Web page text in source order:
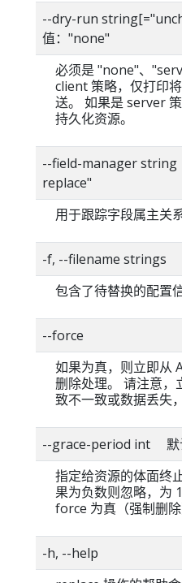
--dry-run
值："none"
必须是 "none"、
client 策略，仅打印
送。 如果是 server
持久化资源。
--field-manager
replace"
用于跟踪字段属主关
-f, --filename strings
包含了待替换的配置
--force
如果为真，则立即从
删除处理。 请注意，
致不一致或数据丢失
--grace-period int 默
指定给资源的体面终
果为负数则忽略，为
force 为真（强制删除
-h, --help